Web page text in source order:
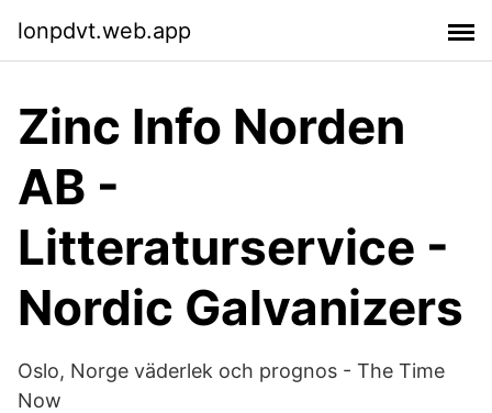
lonpdvt.web.app
Zinc Info Norden
AB -
Litteraturservice -
Nordic Galvanizers
Oslo, Norge väderlek och prognos - The Time
Now